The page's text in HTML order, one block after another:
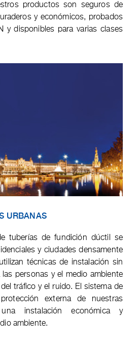
productos son seguros de
y económicos, probados
y disponibles para varias clases
URBANAS
tuberías de fundición dúctil se
y ciudades densamente
técnicas de instalación sin
personas y el medio ambiente
tráfico y el ruido. El sistema de
externa de nuestras
instalación económica y
ambiente.